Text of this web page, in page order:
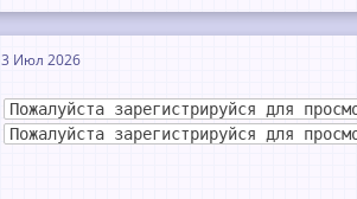
3 Июл 2026
Пожалуйста зарегистрируйся для
Пожалуйста зарегистрируйся для